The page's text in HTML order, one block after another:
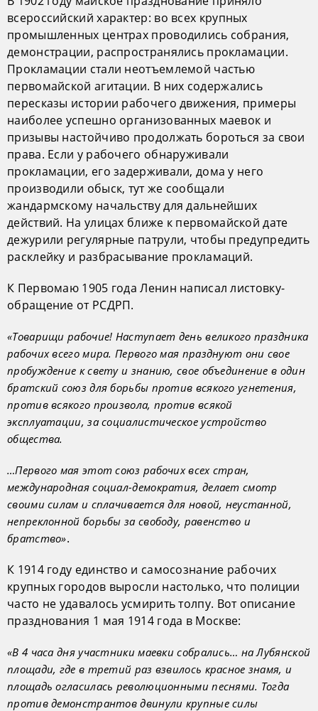
всероссийский характер: во всех крупных
промышленных центрах проводились собрания,
демонстрации, распространялись прокламации.
Прокламации стали неотъемлемой частью
первомайской агитации. В них содержались
пересказы истории рабочего движения, примеры
наиболее успешно организованных маевок и
призывы настойчиво продолжать бороться за свои
права. Если у рабочего обнаруживали
прокламации, его задерживали, дома у него
производили обыск, тут же сообщали
жандармскому начальству для дальнейших
действий. На улицах ближе к первомайской дате
дежурили регулярные патрули, чтобы предупредить
расклейку и разбрасывание прокламаций.
К Первомаю 1905 года Ленин написал листовку-
обращение от РСДРП.
«Товарищи рабочие! Наступает день великого праздника
рабочих всего мира. Первого мая празднуют они свое
пробуждение к свету и знанию, свое объединение в один
братский союз для борьбы против всякого угнетения,
против всякого произвола, против всякой
эксплуатации, за социалистическое устройство
общества.
…Первого мая этот союз рабочих всех стран,
международная социал-демократия, делает смотр
своими силам и сплачивается для новой, неустанной,
непреклонной борьбы за свободу, равенство и
братство».
К 1914 году единство и самосознание рабочих
крупных городов выросли настолько, что полиции
часто не удавалось усмирить толпу. Вот описание
празднования 1 мая 1914 года в Москве:
«В 4 часа дня участники маевки собрались… на Лубянской
площади, где в третий раз взвилось красное знамя, и
площадь огласилась революционными песнями. Тогда
против демонстрантов двинули крупные силы